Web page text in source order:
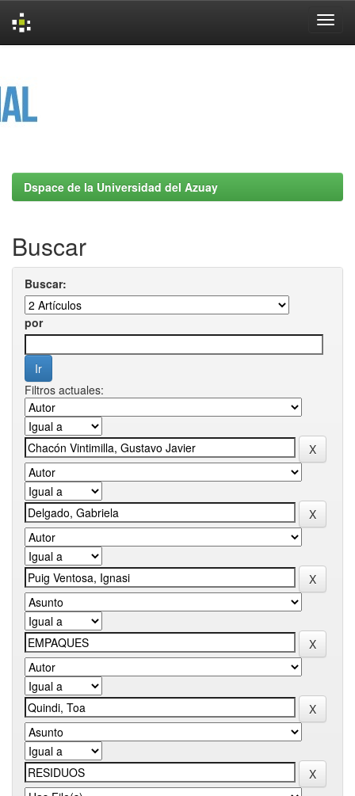
Dspace de la Universidad del Azuay
Buscar
Buscar:
por
Filtros actuales: